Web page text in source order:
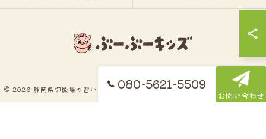
080-5621-5509
お問い合わせ
© 2026 静岡県御殿場の習い事ならぶーぶーキッズ ALL RIGHTS RESERVED.